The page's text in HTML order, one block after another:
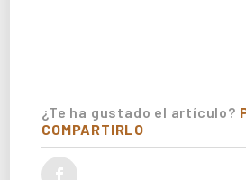
¿Te ha gustado el artículo?
COMPARTIRLO